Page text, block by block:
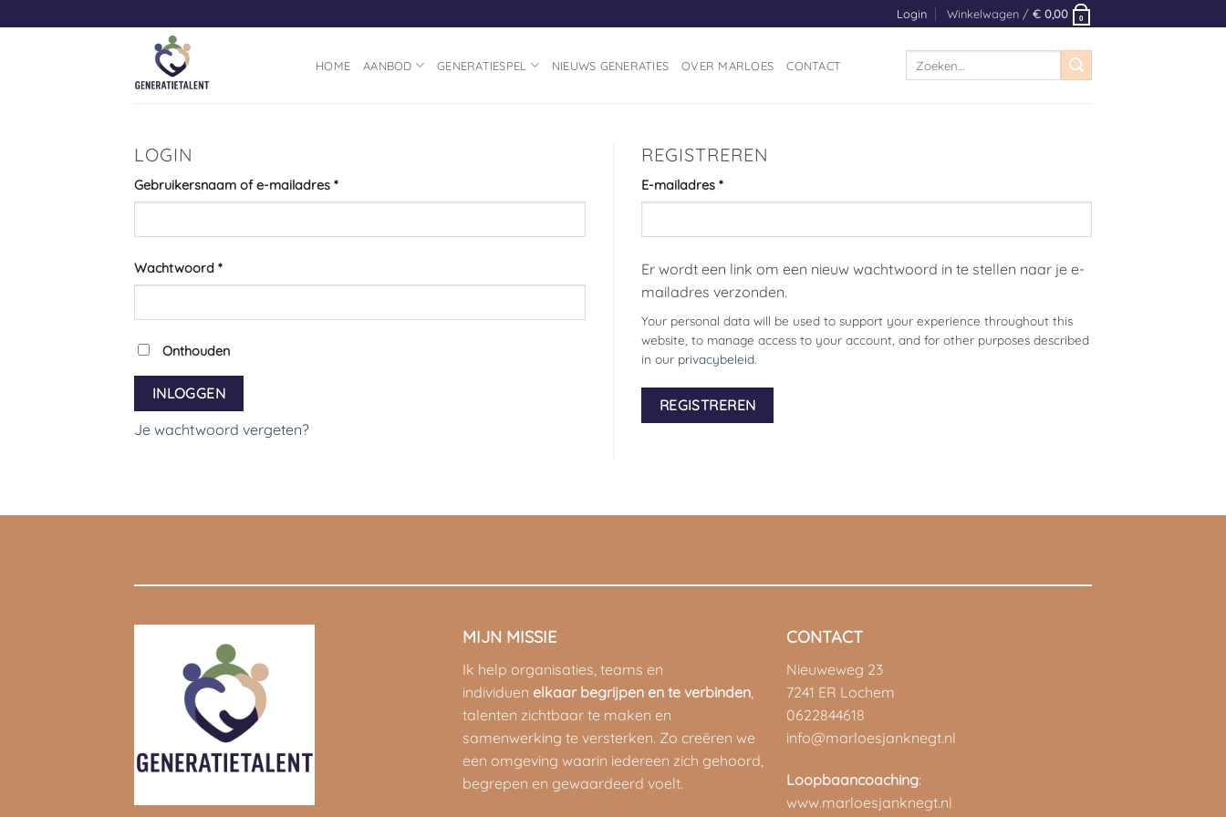
naar
Login Winkelwagen / € 0,00 0
HOME AANBOD GENERATIESPEL NIEUWS GENERATIES OVER MARLOES CONTACT
LOGIN
Gebruikersnaam of e-mailadres *Vereist
Wachtwoord *Vereist
Onthouden
INLOGGEN
Je wachtwoord vergeten?
REGISTREREN
E-mailadres *Vereist
Er wordt een link om een nieuw wachtwoord in te stellen naar je e-
mailadres verzonden.
Your personal data will be used to support your experience throughout this
website, to manage access to your account, and for other purposes described
in our privacybeleid.
REGISTREREN
MIJN MISSIE
Ik help organisaties, teams en
individuen elkaar begrijpen en te verbinden,
talenten zichtbaar te maken en
samenwerking te versterken. Zo creëren we
een omgeving waarin iedereen zich gehoord,
begrepen en gewaardeerd voelt.
CONTACT
Nieuweweg 23
7241 ER Lochem
0622844618
info@marloesjanknegt.nl
Loopbaancoaching:
www.marloesjanknegt.nl